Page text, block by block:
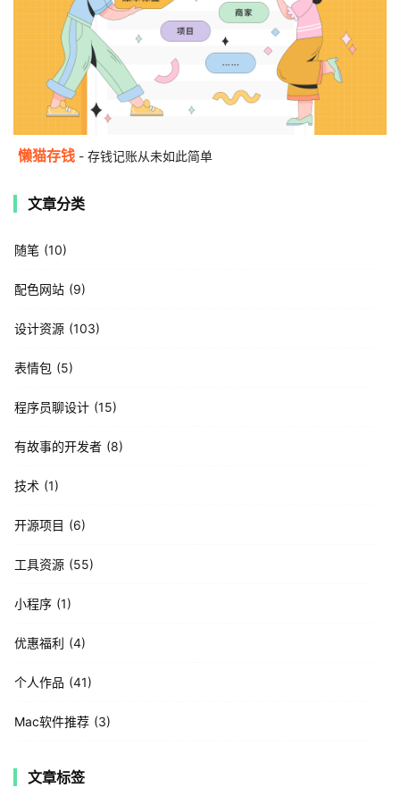
懒猫存钱 - 存钱记账从未如此简单
文章分类
随笔 10
配色网站 9
设计资源 103
表情包 5
程序员聊设计 15
有故事的开发者 8
技术 1
开源项目 6
工具资源 55
小程序 1
优惠福利 4
个人作品 41
Mac软件推荐 3
文章标签